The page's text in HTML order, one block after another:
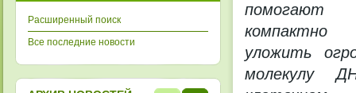
помогают
компактно
уложить
молекулу
Расширенный поиск
Все последние новости